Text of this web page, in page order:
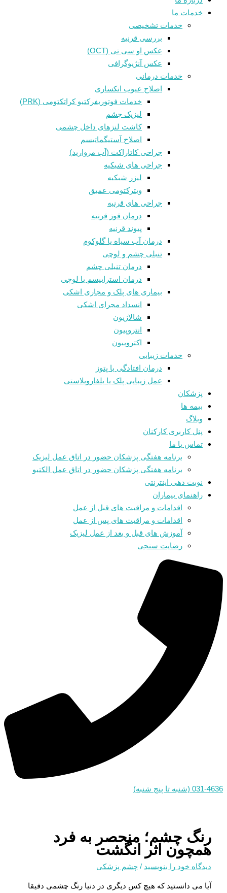
خدمات ما
خدمات تشخیصی
بررسی قرنیه
عکس او سی تی (OCT)
عکس آنژیوگرافی
خدمات درمانی
اصلاح عیوب انکساری
خدمات فوتوريفرکتيو کراتکتومی (PRK)
لیزیک چشم
کاشت لنزهای داخل چشمی
اصلاح آستیگماتیسم
جراحی کاتاراکت (آب مروارید)
جراحی های شبکیه
لیزر شبکیه
ویترکتومی عمیق
جراحی های قرنیه
درمان قوز قرنيه
پیوند قرنیه
درمان آب سیاه یا گلوکوم
تنبلی چشم و لوچی
درمان تنبلی چشم
درمان استرابیسم یا لوچی
بیماری های پلک و مجاری اشکی
انسداد مجرای اشکی
شالازيون
انتروپیون
اکتروپیون
خدمات زیبایی
درمان افتادگی یا پتوز
عمل زیبایی پلک یا بلفاروپلاستی
پزشکان
بیمه ها
وبلاگ
پنل کاربری کارکنان
تماس با ما
برنامه هفتگی پزشکان حضور در اتاق عمل لیزیک
برنامه هفتگی پزشکان حضور در اتاق عمل الکتیو
نوبت دهی اینترنتی
راهنمای بیماران
اقدامات و مراقبت های قبل از عمل
اقدامات و مراقبت های پس از عمل
آموزش های قبل و بعد از عمل لیزیک
رضایت سنجی
031-4636 (شنبه تا پنج شنبه)
رنگ چشم؛ منحصر به فرد
همچون اثر انگشت
دیدگاه‌ خود را بنویسید /چشم پزشکی
آیا می دانستید که هیچ کس دیگری در دنیا رنگ چشمی دقیقا